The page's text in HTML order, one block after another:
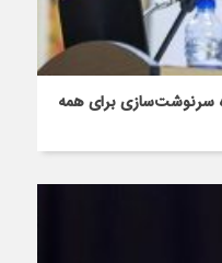
طائب: سال ۲۰۳۰ دوره سرنوشت‌سازی برای همه